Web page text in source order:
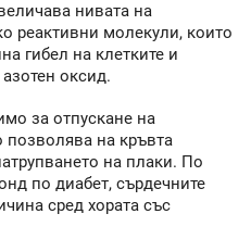
нивата на
реактивни молекули, които
гибел на клетките и
оксид.
за отпускане на
позволява на кръвта
на плаки. По
по диабет, сърдечните
сред хората със